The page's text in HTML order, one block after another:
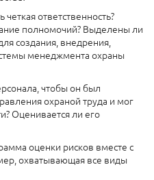
четкая ответственность?
полномочий? Выделены ли
создания, внедрения,
менеджмента охраны
чтобы он был
охраной труда и мог
Оценивается ли его
оценки рисков вместе с
охватывающая все виды